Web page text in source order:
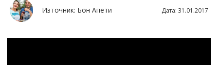
Източник: Бон Апети Дата: 31.01.2017